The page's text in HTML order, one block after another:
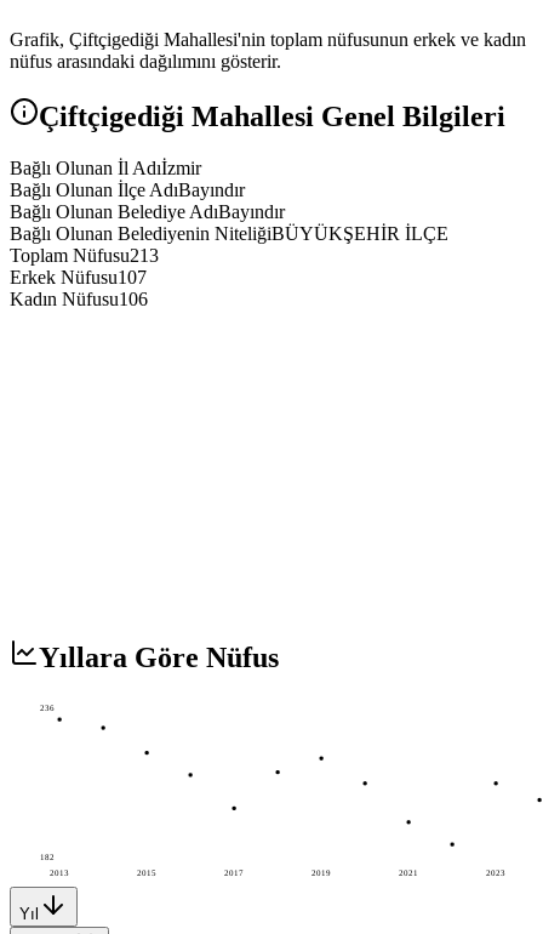
Grafik, Çiftçigediği Mahallesi'nin toplam nüfusunun erkek ve kadın
nüfus arasındaki dağılımını gösterir.
Çiftçigediği Mahallesi Genel Bilgileri
Bağlı Olunan İl Adıİzmir
Bağlı Olunan İlçe AdıBayındır
Bağlı Olunan Belediye AdıBayındır
Bağlı Olunan Belediyenin NiteliğiBÜYÜKŞEHİR İLÇE
Toplam Nüfusu213
Erkek Nüfusu107
Kadın Nüfusu106
Yıllara Göre Nüfus
2013 2015 2017 2019 2021 2023
236
182
Yıl